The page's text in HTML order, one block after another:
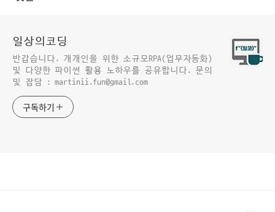
일상의코딩
반갑습니다. 개개인을 위한 소규모RPA(업무자동화)
및 다양한 파이썬 활용 노하우를 공유합니다. 문의
및 잡담 : martinii.fun@gmail.com
구독하기